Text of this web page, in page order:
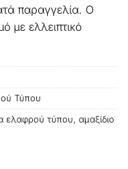
παραγγελία. Ο
με ελλειπτικό
Τύπου
ελαφρού τύπου, αμαξίδιο